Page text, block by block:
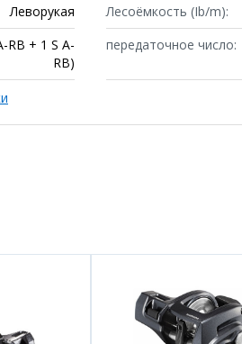
Леворукая Лесоёмкость (Ib/m):
RB + 1 S A-
RB)
передаточное число: